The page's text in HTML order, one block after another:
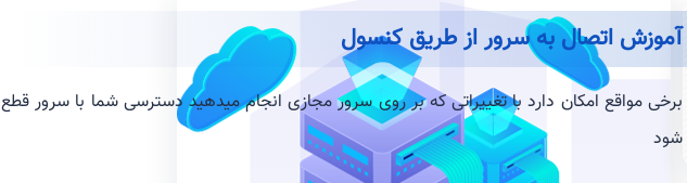
آموزش اتصال به سرور از طریق کنسول
برخی مواقع امکان دارد با تغییراتی که بر روی سرور مجازی انجام میدهید دسترسی شما با سرور قطع
شود